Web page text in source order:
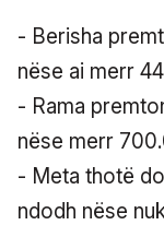
- Berisha
nëse ai merr
- Rama
nëse merr
- Meta thotë
ndodh nëse